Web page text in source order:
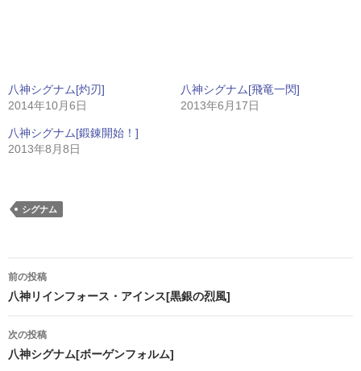
八神シグナム[灼刃]
2014年10月6日
八神シグナム[飛竜一閃]
2013年6月17日
八神シグナム[鍛錬開始！]
2013年8月8日
シグナム
投
稿
ナ
ビ
前の投稿
八神リインフォース・アインス[黒銀の烈風]
次の投稿
八神シグナム[ボーゲンフォルム]